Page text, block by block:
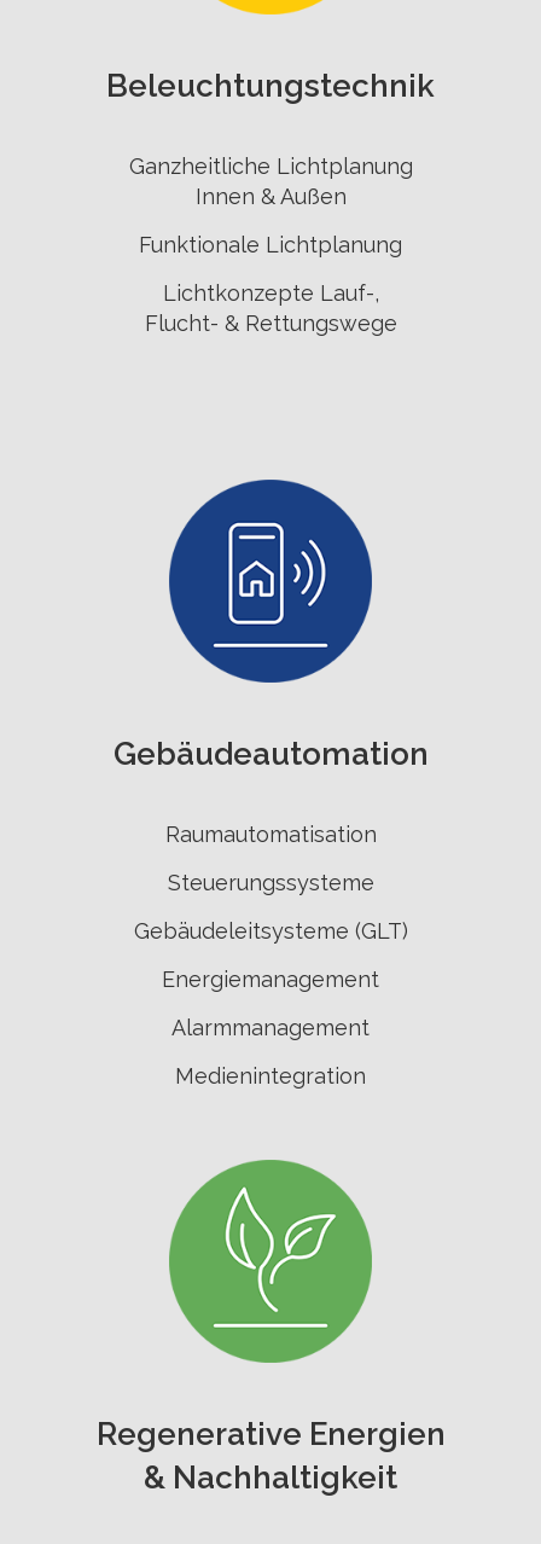
Beleuchtungs­technik
Ganzheitliche Lichtplanung
Innen & Außen
Funktionale Lichtplanung
Lichtkonzepte Lauf-,
Flucht- & Rettungswege
Gebäude­automation
Raumautomatisation
Steuerungssysteme
Gebäudeleitsysteme (GLT)
Energiemanagement
Alarmmanagement
Medienintegration
Regenerative Energien
& Nachhaltigkeit